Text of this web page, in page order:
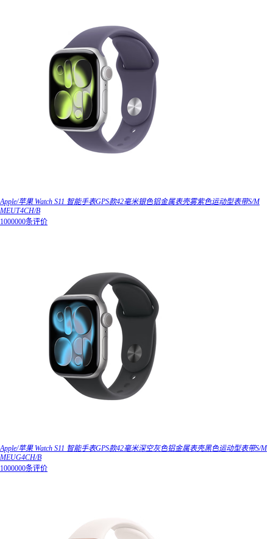
Apple/苹果 Watch S11 智能手表GPS款42毫米银色铝金属表壳雾紫色运动型表带S/M
MEUT4CH/B
1000000条评价
Apple/苹果 Watch S11 智能手表GPS款42毫米深空灰色铝金属表壳黑色运动型表带S/M
MEUG4CH/B
1000000条评价